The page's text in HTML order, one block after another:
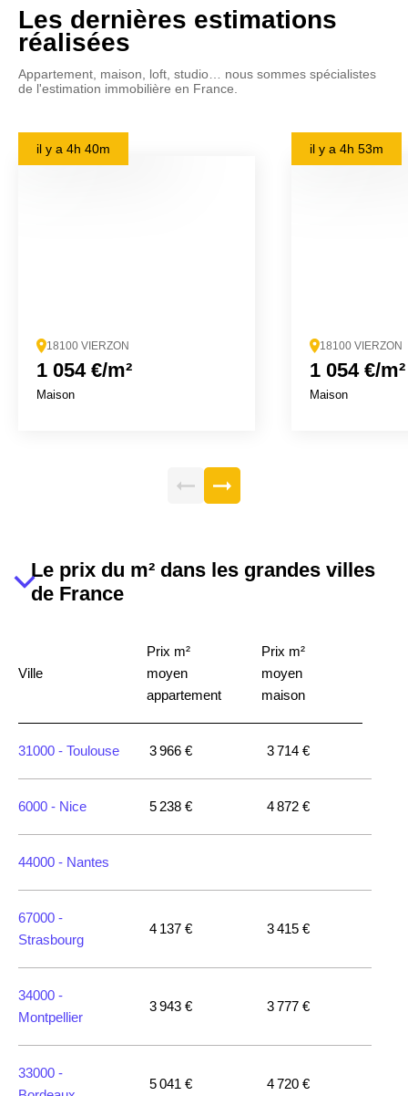
Les dernières estimations
réalisées
Appartement, maison, loft, studio… nous sommes spécialistes
de l'estimation immobilière en France.
il y a 4h 40m
18100 VIERZON
1 054 €/m²
Maison
il y a 4h 53m
18100 VIERZON
1 054 €/m²
Maison
Le prix du m² dans les grandes villes
de France
Ville
Prix m²
moyen
appartement
Prix m²
moyen
maison
31000 - Toulouse 3 966 € 3 714 €
6000 - Nice 5 238 € 4 872 €
44000 - Nantes
67000 -
Strasbourg
4 137 € 3 415 €
34000 -
Montpellier
3 943 € 3 777 €
33000 -
5 041 € 4 720 €